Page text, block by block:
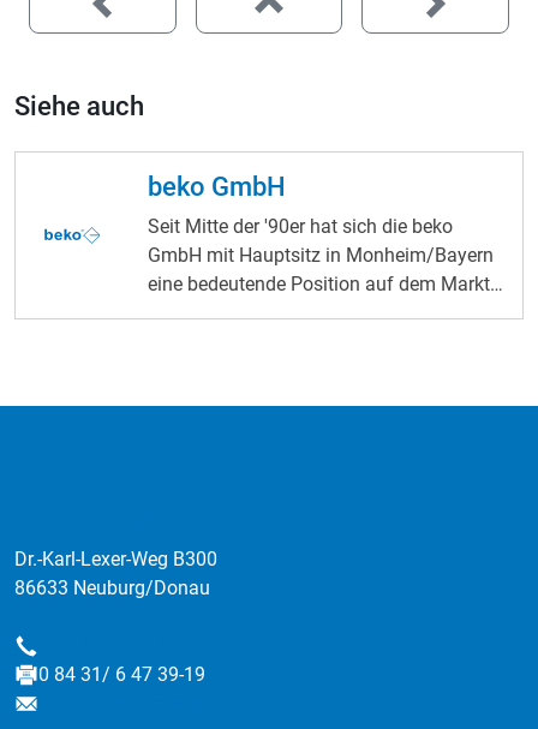
Siehe auch
beko GmbH
Seit Mitte der '90er hat sich die beko
GmbH mit Hauptsitz in Monheim/Bayern
eine bedeutende Position auf dem Markt
der chemisch-technischen Produkte
Dr.-Karl-Lexer-Weg B300
86633 Neuburg/Donau
Telefon
Fax
0 84 31/ 6 47 39-19
E-Mail